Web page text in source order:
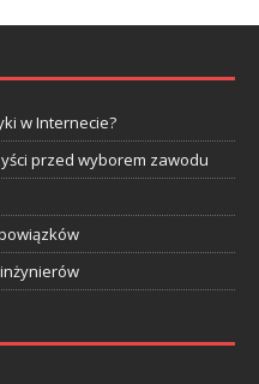
w Internecie?
przed wyborem zawodu